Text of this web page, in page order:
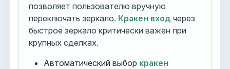
позволяет пользователю вручную
переключать зеркало. Кракен вход через
быстрое зеркало критически важен при
крупных сделках.
Автоматический выбор кракен